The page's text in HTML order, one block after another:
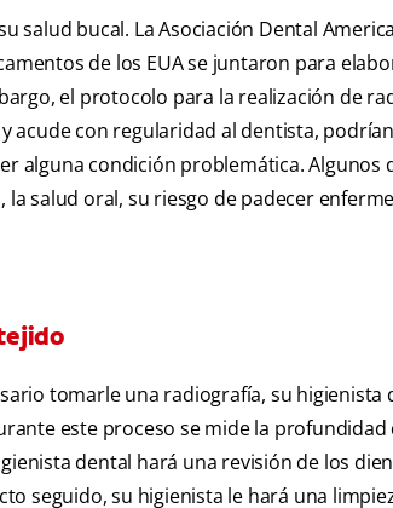
salud bucal. La Asociación Dental
de los EUA se juntaron para
el protocolo para la realización de
acude con regularidad al dentista,
alguna condición problemática. Algunos
salud oral, su riesgo de padecer
tomarle una radiografía, su higienista
este proceso se mide la profundidad
dental hará una revisión de los
seguido, su higienista le hará una